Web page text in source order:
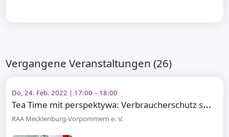
Vergangene Veranstaltungen (26)
Do, 24. Feb. 2022 | 17:00 – 18:00
T
ea Time mit perspektywa: Verbraucherschutz stärken
RAA Mecklenburg-Vorpommern e. V.